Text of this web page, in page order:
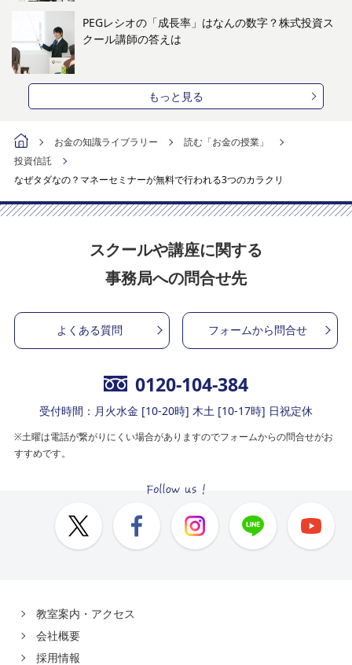
PEGレシオの「成長率」はなんの数字？株式投資ス
クール講師の答えは
もっと見る
お金の知識ライブラリー
読む「お金の授業」
投資信託
なぜタダなの？マネーセミナーが無料で行われる3つのカラクリ
スクールや講座に関する
事務局への問合せ先
よくある質問 フォームから問合せ
0120-104-384
受付時間：月火水金 [10-20時] 木土 [10-17時] 日祝定休
※土曜は電話が繋がりにくい場合がありますのでフォームからの問合せがお
すすめです。
教室案内・アクセス
会社概要
採用情報